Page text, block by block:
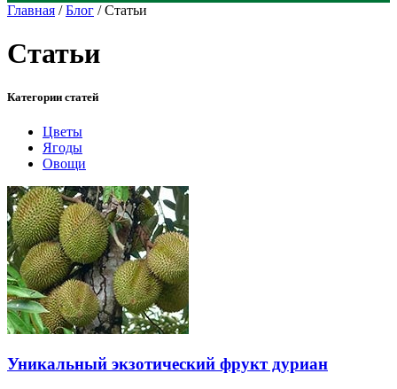
Главная /Блог /Статьи
Статьи
Категории статей
Цветы
Ягоды
Овощи
Уникальный экзотический фрукт дуриан